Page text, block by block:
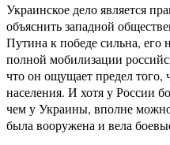
Украинское дело является
объяснить западной
Путина к победе сильна, его
полной мобилизации
что он ощущает предел того,
населения. И хотя у России
чем у Украины, вполне
была вооружена и вела